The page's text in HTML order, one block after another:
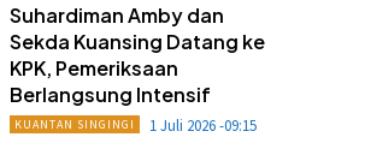
Suhardiman Amby dan
Sekda Kuansing Datang ke
KPK, Pemeriksaan
Berlangsung Intensif
KUANTAN SINGINGI 1 Juli 2026 -09:15